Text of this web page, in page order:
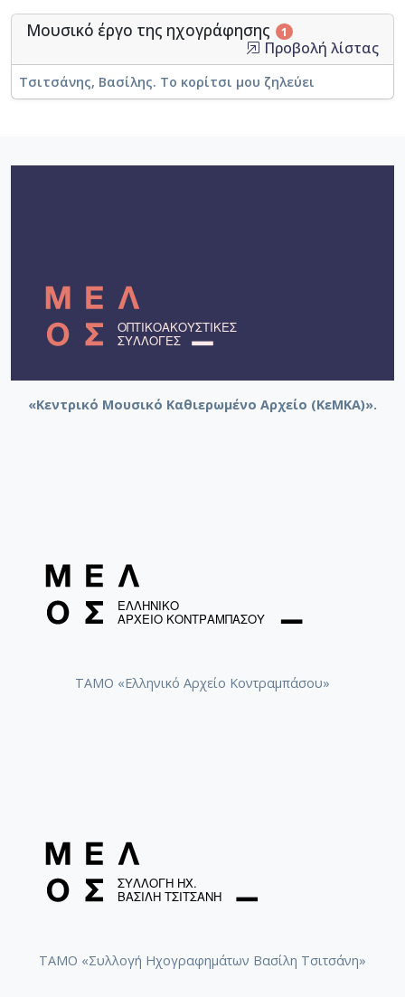
Μουσικό έργο της ηχογράφησης 1
Προβολή λίστας
Τσιτσάνης, Βασίλης. Το κορίτσι μου ζηλεύει
«Κεντρικό Μουσικό Καθιερωμένο Αρχείο (ΚεΜΚΑ)».
ΤΑΜΟ «Ελληνικό Αρχείο Κοντραμπάσου»
ΤΑΜΟ «Συλλογή Ηχογραφημάτων Βασίλη Τσιτσάνη»